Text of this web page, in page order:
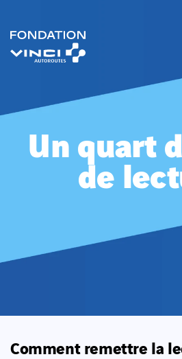
Un quart
de
Comment remettre la